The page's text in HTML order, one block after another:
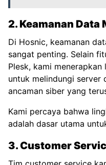
2. Keamanan
Di Hosnic, keamanan
sangat penting. Selain
Plesk, kami
untuk melindungi server
ancaman siber yang
Kami percaya bahwa
adalah dasar utama
3. Customer